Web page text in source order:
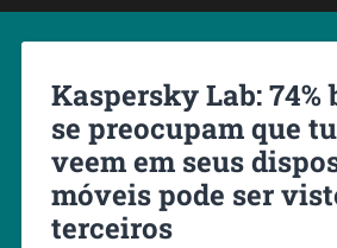
Kaspersky Lab:
se preocupam que
veem em seus
móveis pode ser
terceiros